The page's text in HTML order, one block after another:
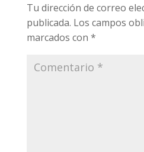
Tu dirección de correo
publicada. Los campos
marcados con *